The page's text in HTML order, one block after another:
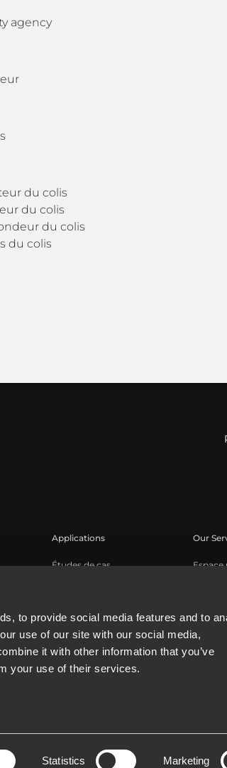
to provide social media features and to
use of our site with our social media,
it with other information that you’ve
your use of their services.
Statistics Marketing
agency
du colis
du colis
du colis
du colis
Applications
Études de cas
Our
Espace
Buy